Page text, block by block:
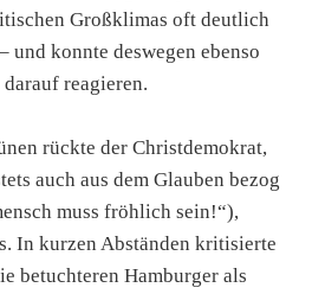
Großklimas oft deutlich
und konnte deswegen ebenso
reagieren.
rückte der Christdemokrat,
auch aus dem Glauben bezog
muss fröhlich sein!“),
In kurzen Abständen kritisierte
betuchteren Hamburger als